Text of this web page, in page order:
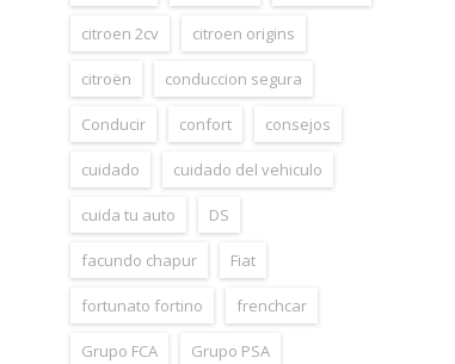
citroen 2cv citroen origins
citroën conduccion segura
Conducir confort consejos
cuidado cuidado del vehiculo
cuida tu auto DS
facundo chapur Fiat
fortunato fortino frenchcar
Grupo FCA Grupo PSA